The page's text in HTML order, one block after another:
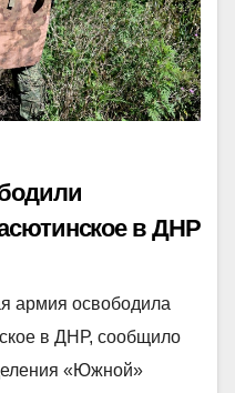
в ДНР
армия освободила
в ДНР, сообщило
«Южной»